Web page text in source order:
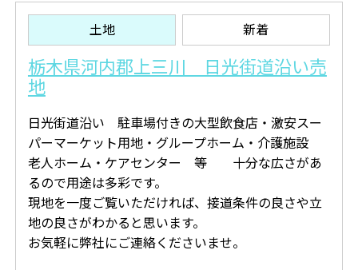
土地 新着
栃木県河内郡上三川 日光街道沿い売
地
日光街道沿い 駐車場付きの大型飲食店・激安スー
パーマーケット用地・グループホーム・介護施設
老人ホーム・ケアセンター 等 十分な広さがあ
るので用途は多彩です。
現地を一度ご覧いただければ、接道条件の良さや立
地の良さがわかると思います。
お気軽に弊社にご連絡くださいませ。